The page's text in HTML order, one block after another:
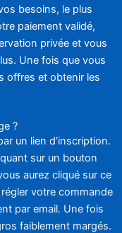
besoins, le plus
paiement validé,
privée et vous
Une fois que vous
offres et obtenir les
?
un lien d’inscription.
sur un bouton
aurez cliqué sur ce
votre commande
par email. Une fois
faiblement margés.